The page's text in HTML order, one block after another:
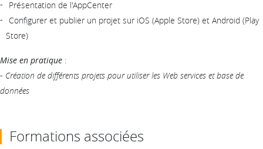
Présentation de l'AppCenter
Configurer et publier un projet sur iOS (Apple Store) et Android (Play
Store)
Mise en pratique :
- Création de différents projets pour utiliser les Web services et base de
données
Formations associées